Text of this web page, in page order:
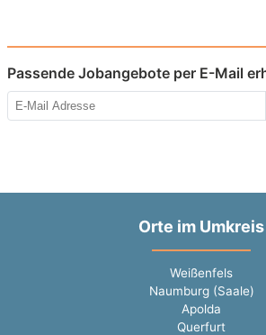
Passende Jobangebote per E-Mail
Orte im Umkreis
Weißenfels
Naumburg (Saale)
Apolda
Querfurt